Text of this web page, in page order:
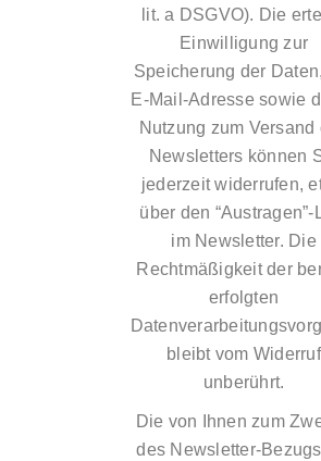
lit. a DSGVO). Die
Einwilligung zur
Speicherung der
E-Mail-Adresse sowie
Nutzung zum Versand
Newsletters können
jederzeit widerrufen,
über den “Austragen”-
im Newsletter. Die
Rechtmäßigkeit der
erfolgten
bleibt vom Widerruf
unberührt.
Die von Ihnen zum
des Newsletter-